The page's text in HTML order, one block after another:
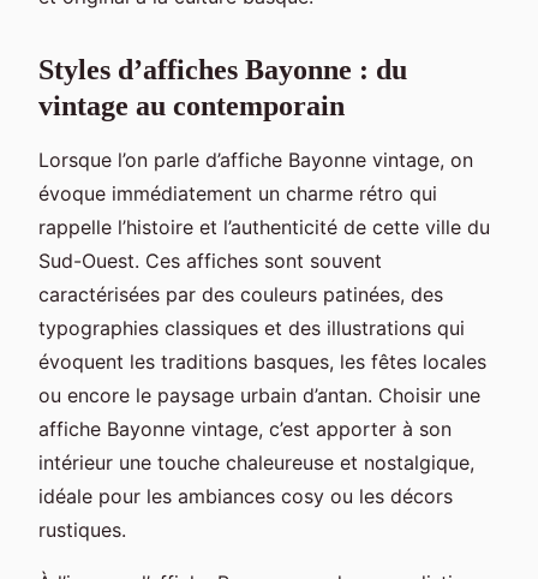
Styles d’affiches Bayonne : du
vintage au contemporain
Lorsque l’on parle d’affiche Bayonne vintage, on
évoque immédiatement un charme rétro qui
rappelle l’histoire et l’authenticité de cette ville du
Sud-Ouest. Ces affiches sont souvent
caractérisées par des couleurs patinées, des
typographies classiques et des illustrations qui
évoquent les traditions basques, les fêtes locales
ou encore le paysage urbain d’antan. Choisir une
affiche Bayonne vintage, c’est apporter à son
intérieur une touche chaleureuse et nostalgique,
idéale pour les ambiances cosy ou les décors
rustiques.